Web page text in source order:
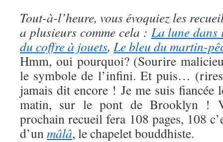
Tout-à-l’heure, vous évoquiez les
a plusieurs comme cela :La lune dans
du coffre à jouets,Le bleu du martin-
Hmm, oui pourquoi? (Sourire
le symbole de l’infini. Et puis…
jamais dit encore ! Je me suis fiancée
matin, sur le pont de Brooklyn !
prochain recueil fera 108 pages, 108
d’unmâlâ, le chapelet bouddhiste.